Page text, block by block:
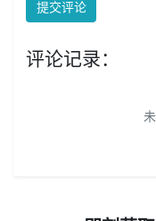
提交评论
评论记录：